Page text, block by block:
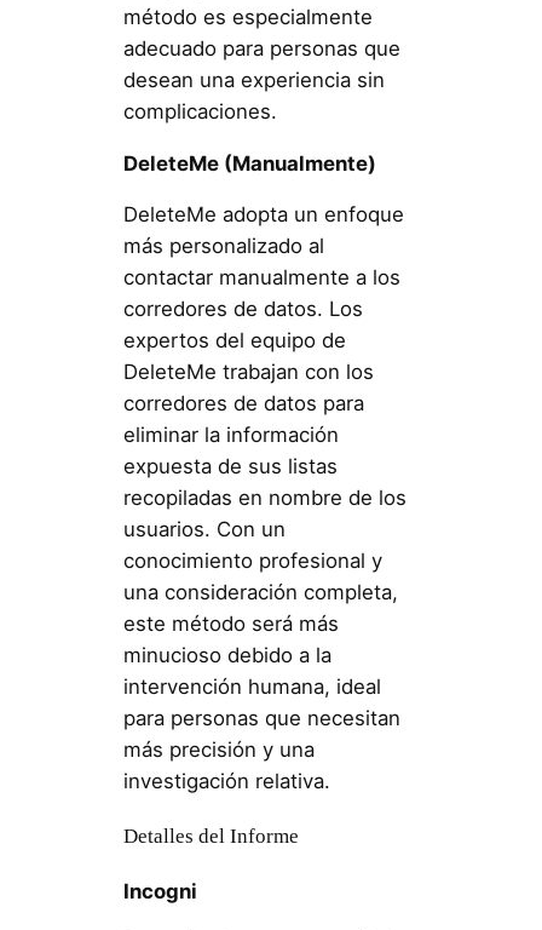
método es especialmente
adecuado para personas que
desean una experiencia sin
complicaciones.
DeleteMe (Manualmente)
DeleteMe adopta un enfoque
más personalizado al
contactar manualmente a los
corredores de datos. Los
expertos del equipo de
DeleteMe trabajan con los
corredores de datos para
eliminar la información
expuesta de sus listas
recopiladas en nombre de los
usuarios. Con un
conocimiento profesional y
una consideración completa,
este método será más
minucioso debido a la
intervención humana, ideal
para personas que necesitan
más precisión y una
investigación relativa.
Detalles del Informe
Incogni